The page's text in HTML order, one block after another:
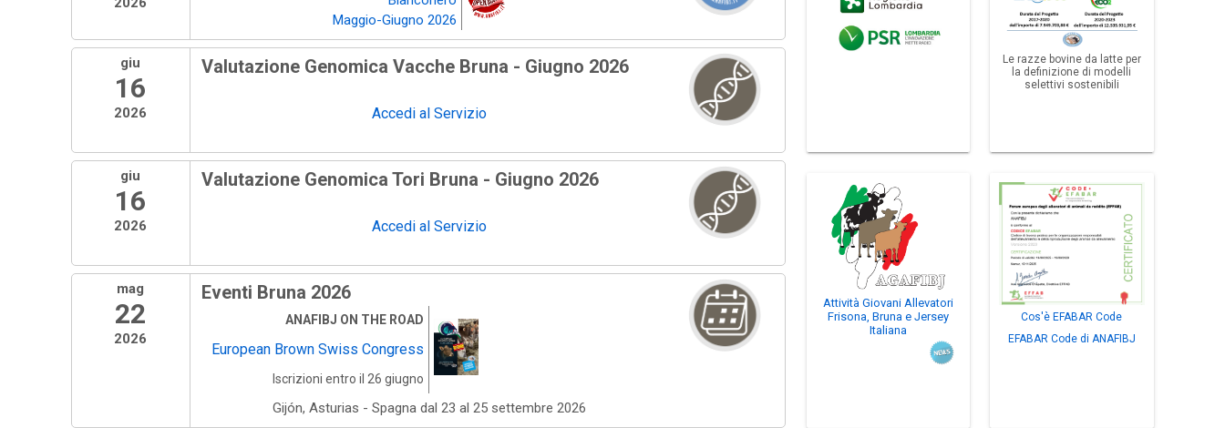
Maggio-Giugno 2026
giu
16
2026
Valutazione Genomica Vacche Bruna - Giugno 2026
Accedi al Servizio
giu
16
2026
Valutazione Genomica Tori Bruna - Giugno 2026
Accedi al Servizio
mag
22
2026
Eventi Bruna 2026
ANAFIBJ ON THE ROAD
European Brown Swiss Congress
Iscrizioni entro il 26 giugno
Gijón, Asturias - Spagna dal 23 al 25 settembre 2026
Le razze bovine da latte per
la definizione di modelli
selettivi sostenibili
Attività Giovani Allevatori
Frisona, Bruna e Jersey
Italiana
Cos'è EFABAR Code
EFABAR Code di ANAFIBJ